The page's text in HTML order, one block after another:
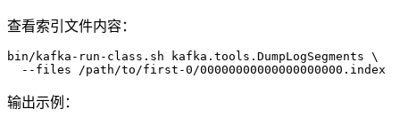
查看索引文件内容：
bin/kafka-run-class.sh kafka.tools.DumpLogSegments \
  --files /path/to/first-0/00000000000000000000.index
输出示例：